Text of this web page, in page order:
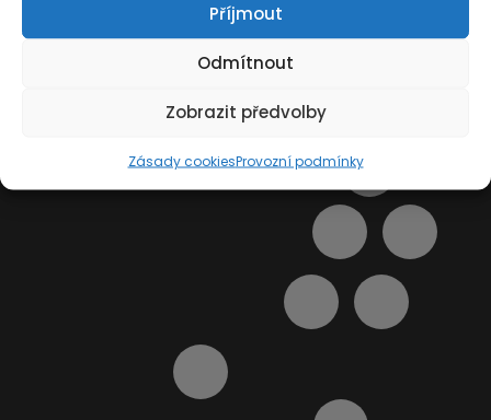
Příjmout
Odmítnout
Zobrazit předvolby
Zásady cookiesProvozní podmínky